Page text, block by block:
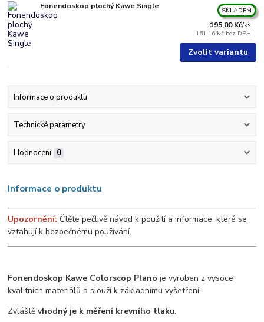
Fonendoskop plochý Kawe Single
195,00 Kč/ks
161,16 Kč bez DPH
SKLADEM
Zvolit variantu
Informace o produktu
Technické parametry
Hodnocení 0
Informace o produktu
Upozornění: Čtěte pečlivě návod k použití a informace, které se
vztahují k bezpečnému používání.
Fonendoskop Kawe Colorscop Plano je vyroben z vysoce
kvalitních materiálů a slouží k základnímu vyšetření.
Zvláštěvhodný je k měření krevního tlaku.